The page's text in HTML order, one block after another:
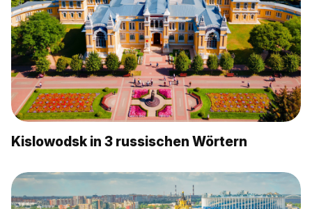
Kislowodsk in 3 russischen Wörtern